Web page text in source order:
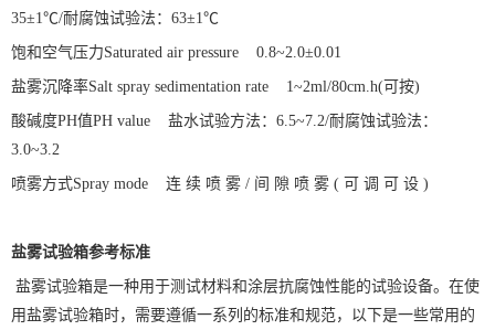
35±1℃/耐腐蚀试验法： 63±1℃
饱和空气压力Saturated air pressure 0.8~2.0±0.01
盐雾沉降率Salt spray sedimentation rate 1~2ml/80cm.h(可按)
酸碱度PH值PH value 盐水试验方法： 6.5~7.2/耐腐蚀试验法：
3.0~3.2
喷雾方式Spray mode 连 续 喷 雾 / 间 隙 喷 雾 ( 可 调 可 设 )
盐雾试验箱参考标准
盐雾试验箱是一种用于测试材料和涂层抗腐蚀性能的试验设备。在使
用盐雾试验箱时，需要遵循一系列的标准和规范，以下是一些常用的